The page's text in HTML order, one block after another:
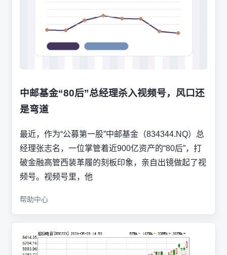
中邮基金“80后”总经理杀入视频号，风口还
是弯道
最近，作为“公募第一股”中邮基金（834344.NQ）总
经理张志名，一位掌管着近900亿资产的“80后”，打
破金融高管西装革履的刻板印象，亲自出镜做起了视
频号。视频号里，他
帮助中心